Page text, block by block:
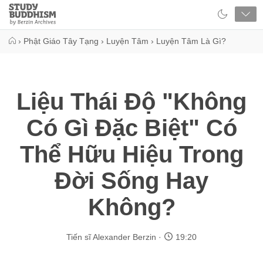
Close
Study
Buddhism
› Phật Giáo Tây Tạng › Luyện Tâm › Luyện Tâm Là Gì?
Liệu Thái Độ "Không
Có Gì Đặc Biệt" Có
Thể Hữu Hiệu Trong
Đời Sống Hay
Không?
Tiến sĩ Alexander Berzin 19:20